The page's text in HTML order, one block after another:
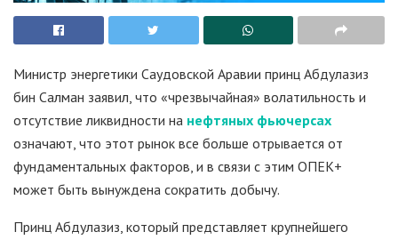
Министр энергетики Саудовской Аравии принц Абдулазиз
бин Салман заявил, что «чрезвычайная» волатильность и
отсутствие ликвидности на нефтяных фьючерсах
означают, что этот рынок все больше отрывается от
фундаментальных факторов, и в связи с этим ОПЕК+
может быть вынуждена сократить добычу.
Принц Абдулазиз, который представляет крупнейшего